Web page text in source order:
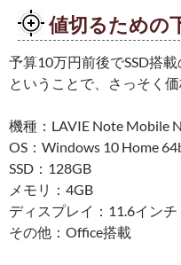
値切るための
予算10万円前後でSSD搭
ということで、さっそく価
機種：LAVIE Note Mobile
OS：Windows 10 Home
SSD：128GB
メモリ：4GB
ディスプレイ：11.6インチ
その他：Office搭載